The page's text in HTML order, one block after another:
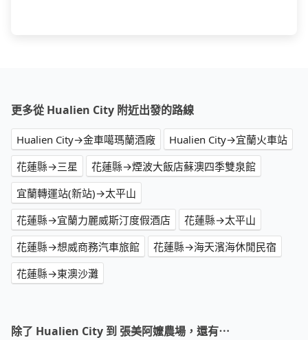
更多從 Hualien City 附近出發的路線
Hualien City→金車噶瑪蘭酒廠
Hualien City→宜蘭火車站
花蓮縣→三星
花蓮縣→煙波大飯店蘇澳四季雙泉館
宜蘭轉運站(新站)→太平山
花蓮縣→宜蘭力麗威斯汀度假酒店
花蓮縣→太平山
花蓮縣→想威商務汽車旅館
花蓮縣→海天濱海休閒民宿
花蓮縣→東澳沙灘
除了 Hualien City 到 張美阿嬤農場，還有⋯